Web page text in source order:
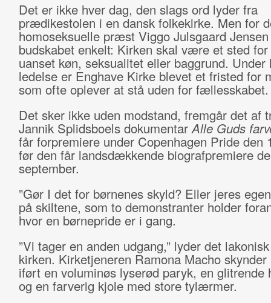
Det er ikke hver dag, den slags ord lyder fra
prædikestolen i en dansk folkekirke. Men for
homoseksuelle præst Viggo Julsgaard
budskabet enkelt: Kirken skal være et sted
uanset køn, seksualitet eller baggrund. Under
ledelse er Enghave Kirke blevet et fristed for
som ofte oplever at stå uden for fællesskabet.
Det sker ikke uden modstand, fremgår det af
Jannik Splidsboels dokumentarAlle Guds
får forpremiere under Copenhagen Pride den
før den får landsdækkende biografpremiere
september.
”Gør I det for børnenes skyld? Eller jeres
på skiltene, som to demonstranter holder
hvor en børnepride er i gang.
”Vi tager en anden udgang,” lyder det
kirken. Kirketjeneren Ramona Macho
iført en voluminøs lyserød paryk, en
og en farverig kjole med store tylærmer.